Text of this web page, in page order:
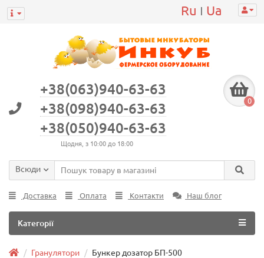
Ru | Ua
+38(063)940-63-63
+38(098)940-63-63
+38(050)940-63-63
Щодня, з 10:00 до 18:00
0
Всюди
Доставка Оплата Контакти Наш блог
Категорії
Гранулятори Бункер дозатор БП-500